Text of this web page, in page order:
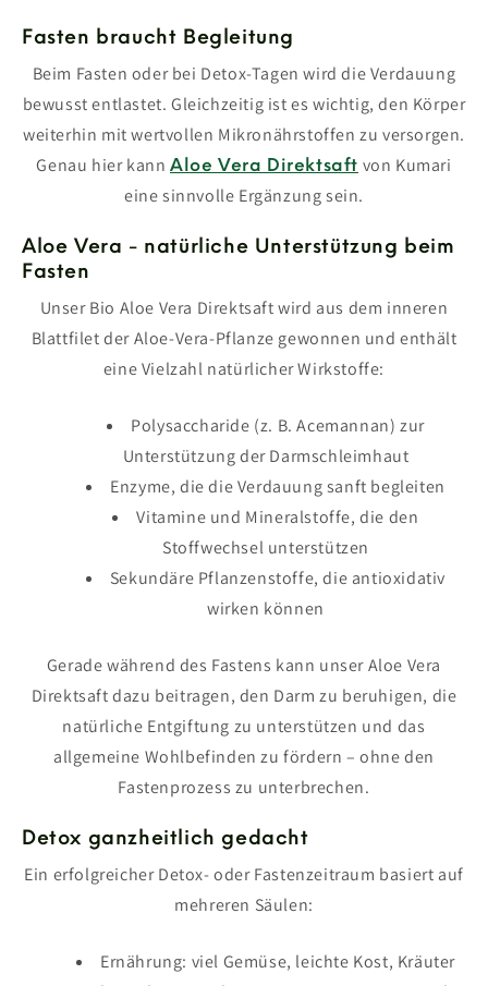
Fasten braucht Begleitung
Beim Fasten oder bei Detox-Tagen wird die Verdauung
bewusst entlastet. Gleichzeitig ist es wichtig, den Körper
weiterhin mit wertvollen Mikronährstoffen zu versorgen.
Genau hier kann Aloe Vera Direktsaft von Kumari
eine sinnvolle Ergänzung sein.
Aloe Vera - natürliche Unterstützung beim
Fasten
Unser Bio Aloe Vera Direktsaft wird aus dem inneren
Blattfilet der Aloe-Vera-Pflanze gewonnen und enthält
eine Vielzahl natürlicher Wirkstoffe:
Polysaccharide (z. B. Acemannan) zur
Unterstützung der Darmschleimhaut
Enzyme, die die Verdauung sanft begleiten
Vitamine und Mineralstoffe, die den
Stoffwechsel unterstützen
Sekundäre Pflanzenstoffe, die antioxidativ
wirken können
Gerade während des Fastens kann unser Aloe Vera
Direktsaft dazu beitragen, den Darm zu beruhigen, die
natürliche Entgiftung zu unterstützen und das
allgemeine Wohlbefinden zu fördern – ohne den
Fastenprozess zu unterbrechen.
Detox ganzheitlich gedacht
Ein erfolgreicher Detox- oder Fastenzeitraum basiert auf
mehreren Säulen:
Ernährung: viel Gemüse, leichte Kost, Kräuter